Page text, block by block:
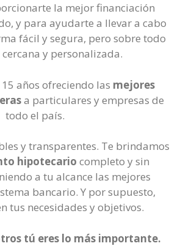
la mejor financiación
y para ayudarte a llevar a cabo
fácil y segura, pero sobre todo
y personalizada.
años ofreciendo las mejores
a particulares y empresas de
todo el país.
y transparentes. Te brindamos
hipotecario completo y sin
a tu alcance las mejores
bancario. Y por supuesto,
tus necesidades y objetivos.
tú eres lo más importante.